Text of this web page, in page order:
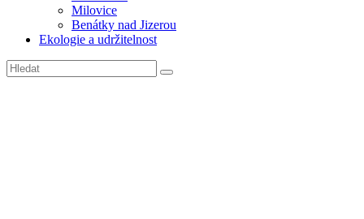
Milovice
Benátky nad Jizerou
Ekologie a udržitelnost